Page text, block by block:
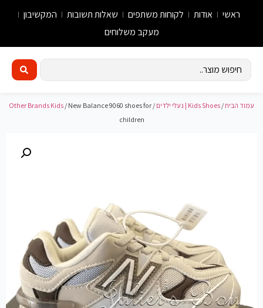
ראשי אודות לקוחות משתפים שאלות תשובות
המקשיבון
מעקב משלוחים
עמוד הבית/ Kids Shoes | נעלי ילדים /
Other Brands Kids / New Balance 9060 shoes for
children